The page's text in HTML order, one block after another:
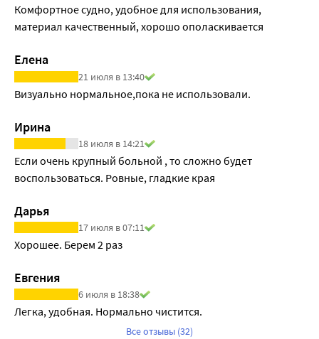
Комфортное судно, удобное для использования,
материал качественный, хорошо ополаскивается
Елена
21 июля в 13:40
Визуально нормальное,пока не использовали.
Ирина
18 июля в 14:21
Если очень крупный больной , то сложно будет
воспользоваться. Ровные, гладкие края
Дарья
17 июля в 07:11
Хорошее. Берем 2 раз
Евгения
6 июля в 18:38
Легка, удобная. Нормально чистится.
Все отзывы (32)